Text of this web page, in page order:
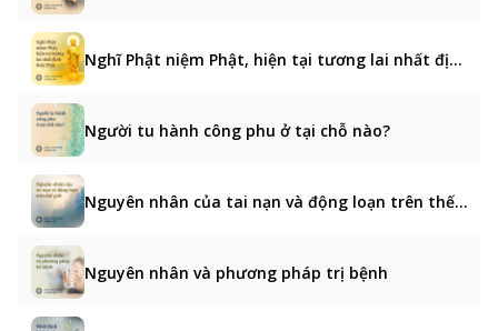
Nghĩ Phật niệm Phật, hiện tại tương lai nhất định thấy Phật
Người tu hành công phu ở tại chỗ nào?
Nguyên nhân của tai nạn và động loạn trên thế giới
Nguyên nhân và phương pháp trị bệnh